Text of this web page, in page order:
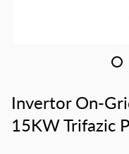
Invertor On-
15KW Trifazic